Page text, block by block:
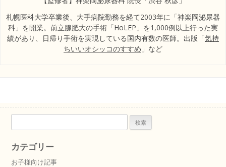
札幌医科大学卒業後、大手病院勤務を経て2003年に「神楽岡泌尿器
科」を開業。前立腺肥大の手術「HoLEP」を1,000例以上行った実
績があり、日帰り手術を実現している国内有数の医師。出版「気持
ちいいオシッコのすすめ 」など
索:
カテゴリー
お子様向け記事